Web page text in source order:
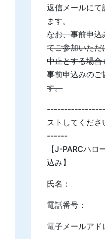
返信メールにて
ます。
なお、事前申込
てご参加いただ
中止とする場合
事前申込みのご
す。
ストしてくだ
------
【J-PARCハロ
込み】
氏名：
電話番号：
電子メールアド